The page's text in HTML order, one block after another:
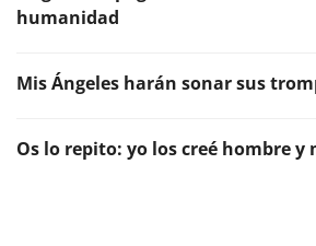
humanidad
Mis Ángeles harán sonar sus
Os lo repito: yo los creé hombre y